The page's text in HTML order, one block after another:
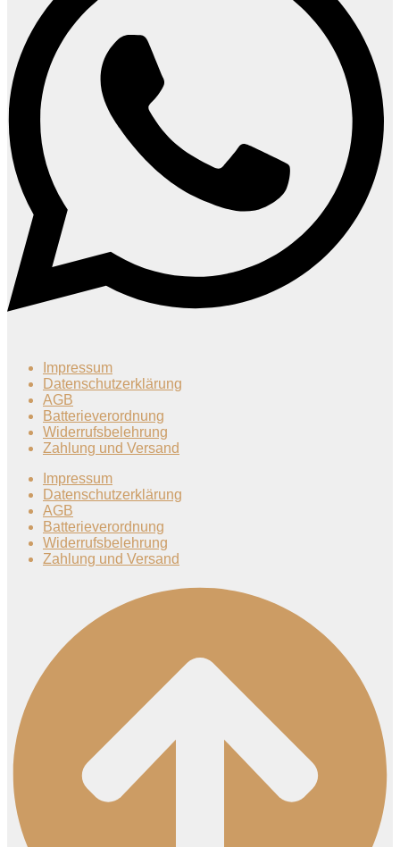
Impressum
Datenschutzerklärung
AGB
Batterieverordnung
Widerrufsbelehrung
Zahlung und Versand
Impressum
Datenschutzerklärung
AGB
Batterieverordnung
Widerrufsbelehrung
Zahlung und Versand